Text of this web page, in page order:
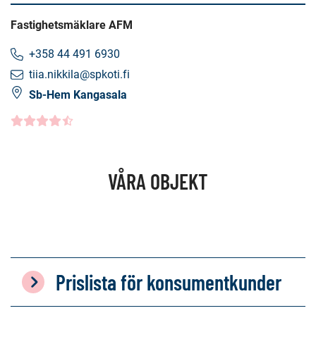
Fastighetsmäklare AFM
+358 44 491 6930
tiia.nikkila@spkoti.fi
Sb-Hem Kangasala
Kundbetyg
VÅRA OBJEKT
Prislista för konsumentkunder